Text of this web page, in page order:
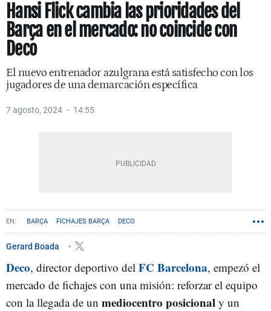
Hansi Flick cambia las prioridades del
Barça en el mercado: no coincide con
Deco
El nuevo entrenador azulgrana está satisfecho con los
jugadores de una demarcación específica
7 agosto, 2024 14:55
BARÇA FICHAJES BARÇA DECO
Gerard Boada
Deco, director deportivo del FC Barcelona, empezó el
mercado de fichajes con una misión: reforzar el equipo
con la llegada de un mediocentro posicional y un